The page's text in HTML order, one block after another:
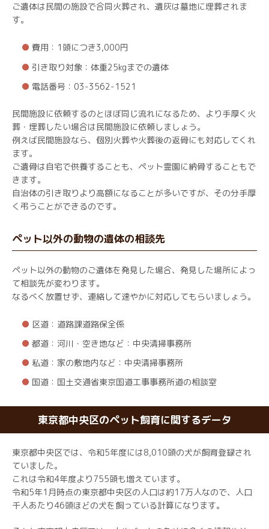
ご遺体は民間の施設で合同火葬され、遺灰は墓地に埋葬されま
す。
費用：1頭につき3,000円
引き取り対象：体重25kgまでの遺体
電話番号：03-3562-1521
民間施設に依頼するのとほぼ同じ流れになるため、より手厚く火
葬・埋葬したい場合は民間施設に依頼しましょう。
例えば民間施設なら、個別火葬や火葬後の返骨にも対応してくれ
ます。
ご遺骨は自宅で供養することも、ペット霊園に納骨することもで
きます。
自治体の引き取りより高額になることが多いですが、その分手厚
く弔うことができるのです。
ペット以外の動物の遺体の相談先
ペット以外の動物のご遺体を発見した場合、発見した場所によっ
て相談先が変わります。
なるべく放置せず、連絡して速やかに対応してもらいましょう。
区道：道路課道路保全係
都道：河川・空き地など：中央清掃事務所
私道：家の敷地内など：中央清掃事務所
国道：国土交通省東京国道工事事務所道の相談室
東京都中央区のペット飼育に関するデータ
東京都中央区では、令和5年度には8,010頭の犬が飼育登録され
ていました。
これは令和4年度より755頭も増えています。
令和5年1月時点の東京都中央区の人口は約17万人なので、人口
千人あたり46頭ほどの犬を飼っている計算になります。